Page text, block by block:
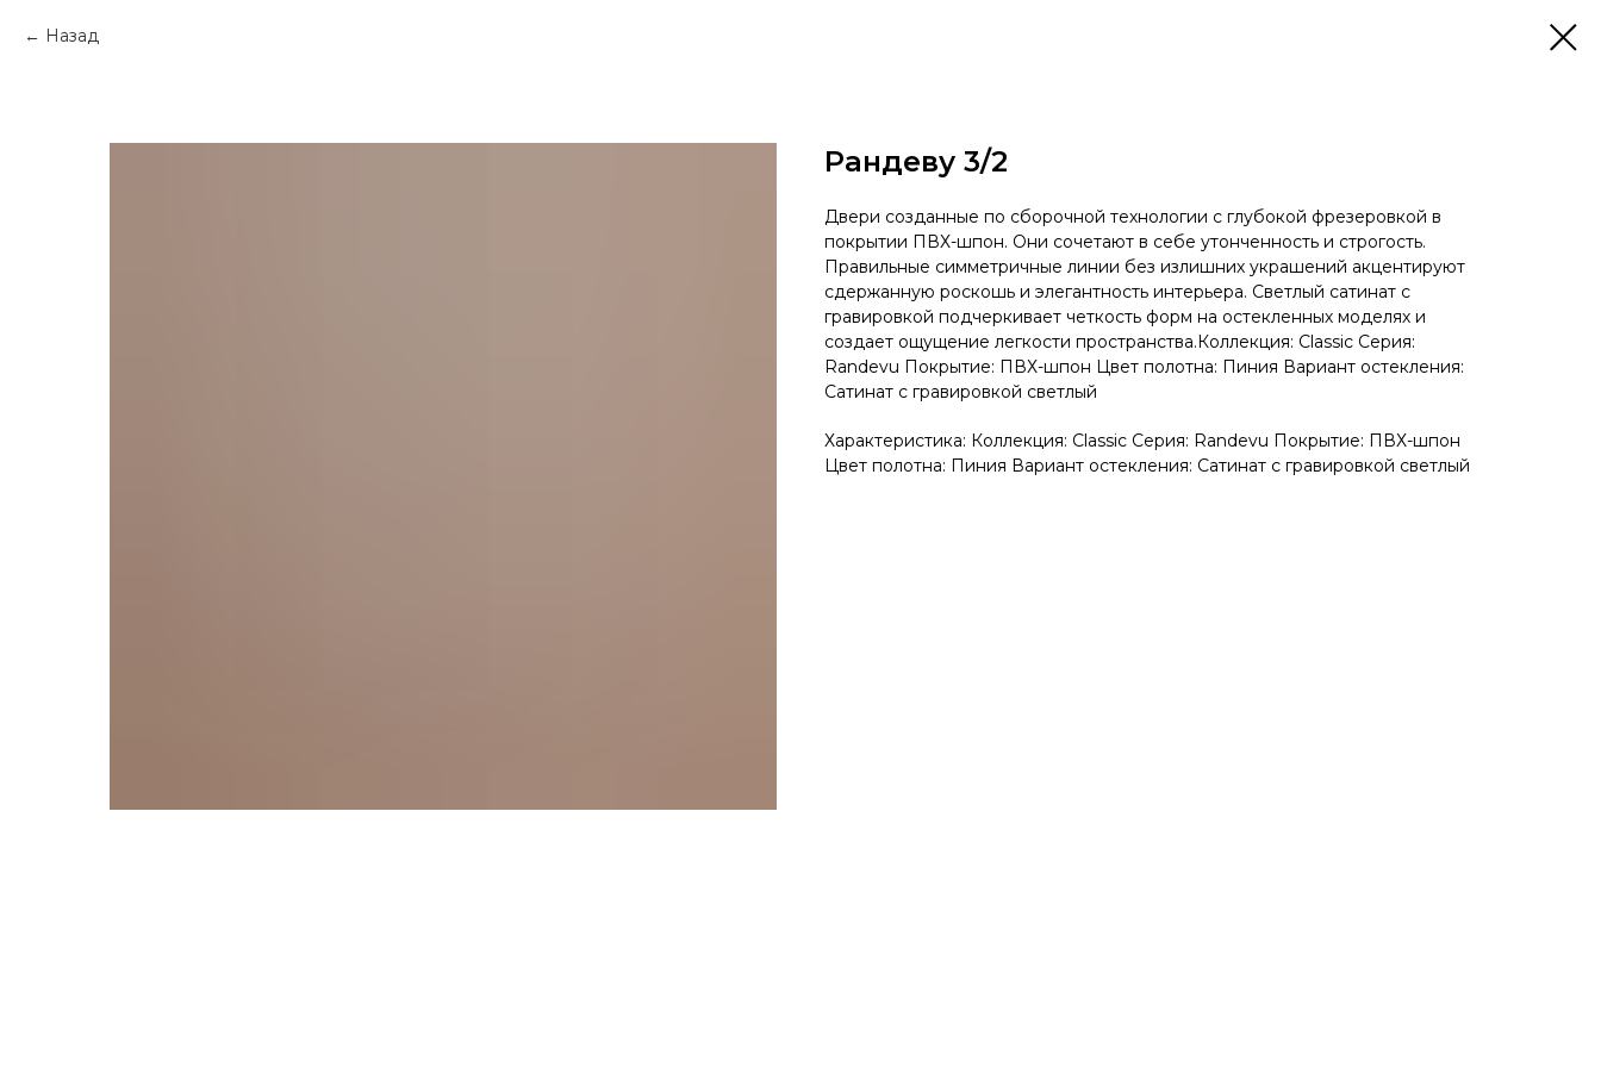
Назад
Рандеву 3/2
Двери созданные по сборочной технологии с глубокой фрезеровкой в
покрытии ПВХ-шпон. Они сочетают в себе утонченность и строгость.
Правильные симметричные линии без излишних украшений акцентируют
сдержанную роскошь и элегантность интерьера. Светлый сатинат с
гравировкой подчеркивает четкость форм на остекленных моделях и
создает ощущение легкости пространства.Коллекция: Classic Серия:
Randevu Покрытие: ПВХ-шпон Цвет полотна: Пиния Вариант остекления:
Сатинат с гравировкой светлый
Характеристика: Коллекция: Classic Серия: Randevu Покрытие: ПВХ-шпон
Цвет полотна: Пиния Вариант остекления: Сатинат с гравировкой светлый